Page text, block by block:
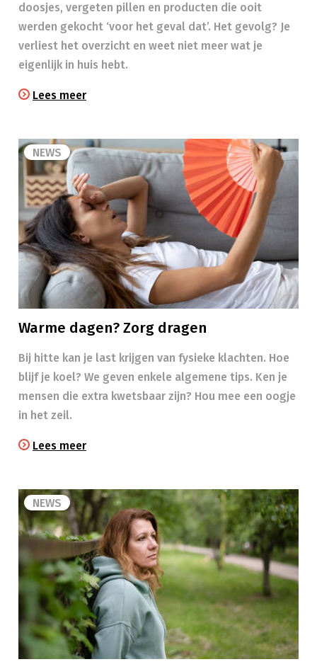
doosjes, vergeten pillen en producten die ooit
werden gekocht ‘voor het geval dat’. Het gevolg? Je
verliest het overzicht en weet niet meer wat je
eigenlijk in huis hebt.
Lees meer
NEWS
Warme dagen? Zorg dragen
Bij hitte kan je last krijgen van fysieke klachten. Hoe
blijf je koel? We geven enkele algemene tips. Ken je
mensen die extra kwetsbaar zijn? Hou mee een oogje
in het zeil.​
Lees meer
NEWS